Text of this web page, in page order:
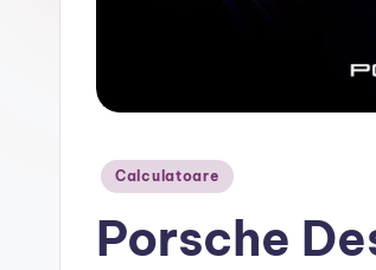
Posted
Calculatoare
Porsche